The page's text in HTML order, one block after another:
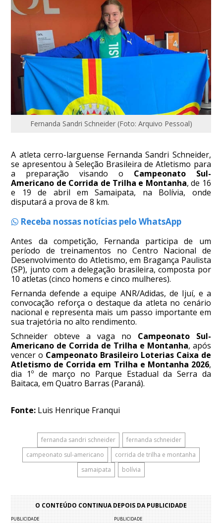
Fernanda Sandri Schneider (Foto: Arquivo Pessoal)
A atleta cerro-larguense Fernanda Sandri Schneider,
se apresentou à Seleção Brasileira de Atletismo para
a preparação visando o Campeonato Sul-
Americano de Corrida de Trilha e Montanha, de 16
e 19 de abril em Samaipata, na Bolívia, onde
disputará a prova de 8 km.
Receba nossas notícias pelo WhatsApp
Antes da competição, Fernanda participa de um
período de treinamentos no Centro Nacional de
Desenvolvimento do Atletismo, em Bragança Paulista
(SP), junto com a delegação brasileira, composta por
10 atletas (cinco homens e cinco mulheres).
Fernanda defende a equipe ANR/Adidas, de Ijuí, e a
convocação reforça o destaque da atleta no cenário
nacional e representa mais um passo importante em
sua trajetória no alto rendimento.
Schneider obteve a vaga no Campeonato Sul-
Americano de Corrida de Trilha e Montanha, após
vencer o Campeonato Brasileiro Loterias Caixa de
Atletismo de Corrida em Trilha e Montanha 2026,
dia 1º de março no Parque Estadual da Serra da
Baitaca, em Quatro Barras (Paraná).
Fonte: Luis Henrique Franqui
fernanda sandri schneider
fernanda schneider
campeonato sul-americano
corrida de trilha e montanha
samaipata
bolívia
O CONTEÚDO CONTINUA DEPOIS DA PUBLICIDADE
PUBLICIDADE PUBLICIDADE